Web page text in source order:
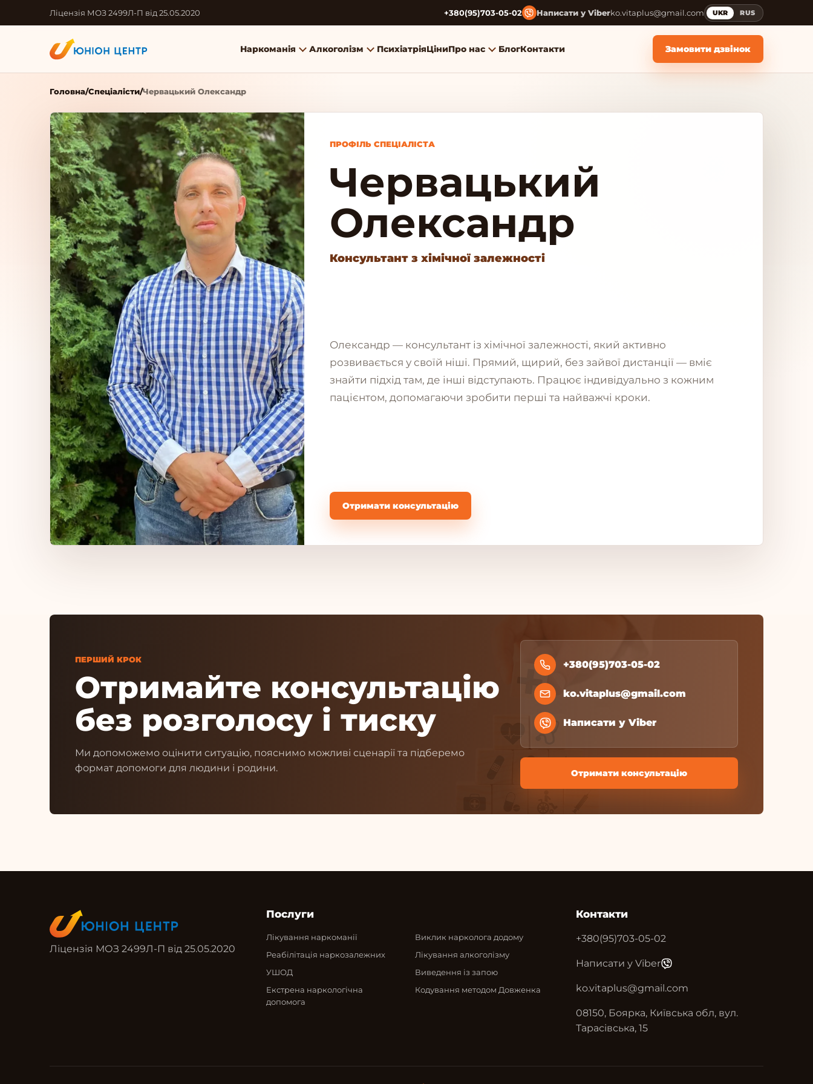
Ліцензія МОЗ 2499Л-П від 25.05.2020 +380(95)703-05-02 Написати у Viberko.vitaplus@gmail.com UKR RUS
Наркоманія Алкоголізм ПсихіатріяЦіниПро нас БлогКонтакти Замовити дзвінок
Головна/Спеціалісти/Червацький Олександр
ПРОФІЛЬ СПЕЦІАЛІСТА
Червацький
Олександр
Консультант з хімічної залежності
Олександр — консультант із хімічної залежності, який активно
розвивається у своїй ніші. Прямий, щирий, без зайвої дистанції — вміє
знайти підхід там, де інші відступають. Працює індивідуально з кожним
пацієнтом, допомагаючи зробити перші та найважчі кроки.
Отримати консультацію
ПЕРШИЙ КРОК
Отримайте консультацію
без розголосу і тиску
Ми допоможемо оцінити ситуацію, пояснимо можливі сценарії та підберемо
формат допомоги для людини і родини.
+380(95)703-05-02
ko.vitaplus@gmail.com
Написати у Viber
Отримати консультацію
Ліцензія МОЗ 2499Л-П від 25.05.2020
Послуги
Лікування наркоманії
Реабілітація наркозалежних
УШОД
Екстрена наркологічна
допомога
Виклик нарколога додому
Лікування алкоголізму
Виведення із запою
Кодування методом Довженка
Контакти
+380(95)703-05-02
Написати у Viber
ko.vitaplus@gmail.com
08150, Боярка, Київська обл, вул.
Тарасівська, 15